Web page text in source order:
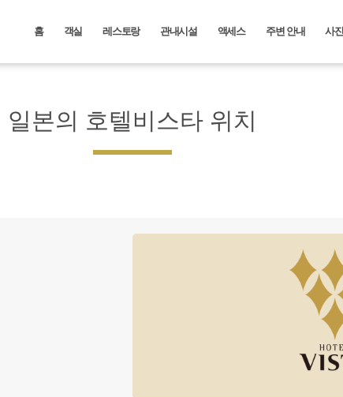
홈 객실 레스토랑 관내시설 액세스 주변 안내 사
일본의 호텔비스타 위치